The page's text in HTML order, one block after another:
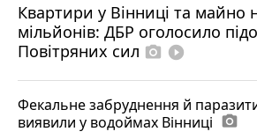
Квартири у Вінниці та майно
мільйонів: ДБР оголосило
Повітряних сил photo_camera play_circle_filled
6 серпня 2026 р.
Фекальне забруднення й
виявили у водоймах Вінниці photo_camera